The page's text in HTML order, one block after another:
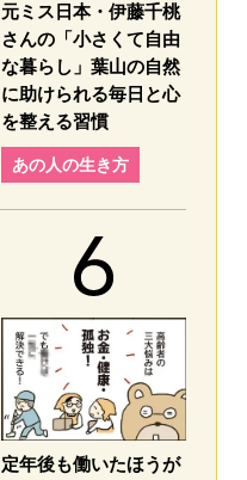
元ミス日本・伊藤千桃
さんの「小さくて自由
な暮らし」葉山の自然
に助けられる毎日と心
を整える習慣
あの人の生き方
定年後も働いたほうが